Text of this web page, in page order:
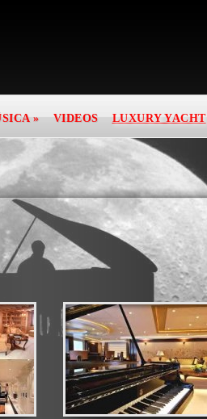
» VIDEOS LUXURY YACHT